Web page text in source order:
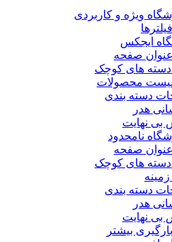
ویژه و کاربردی
ایجکس
صفحه
های کوچک
محصولات
دسته بندی
هدر
بی نهایت
نامحدود
صفحه
های کوچک
دسته بندی
هدر
بی نهایت
بیشتر